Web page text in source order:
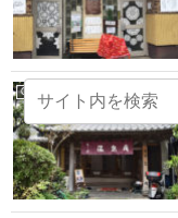
Onsen